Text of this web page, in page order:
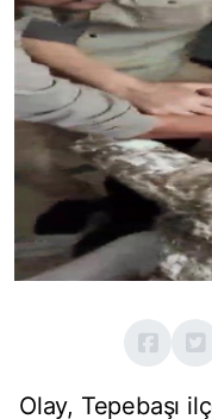
Olay, Tepebaşı